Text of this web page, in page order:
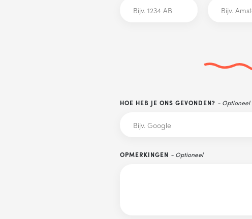
HOE HEB JE ONS GEVONDEN? - Optioneel
OPMERKINGEN - Optioneel